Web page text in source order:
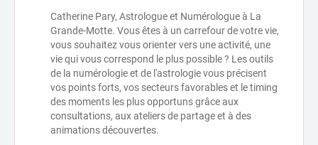
Catherine Pary, Astrologue et Numérologue à La
Grande-Motte. Vous êtes à un carrefour de votre vie,
vous souhaitez vous orienter vers une activité, une
vie qui vous correspond le plus possible ? Les outils
de la numérologie et de l'astrologie vous précisent
vos points forts, vos secteurs favorables et le timing
des moments les plus opportuns grâce aux
consultations, aux ateliers de partage et à des
animations découvertes.